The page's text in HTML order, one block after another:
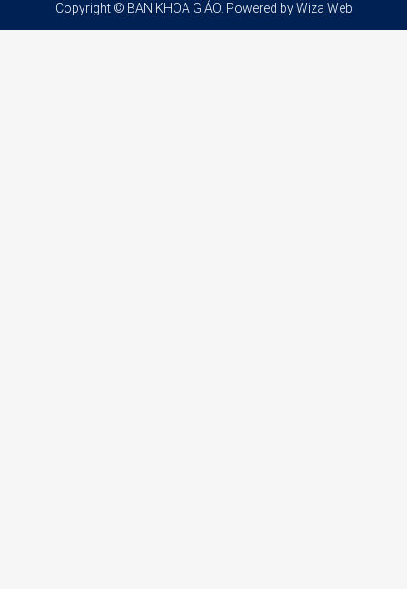
Copyright © BAN KHOA GIÁO. Powered byWiza Web